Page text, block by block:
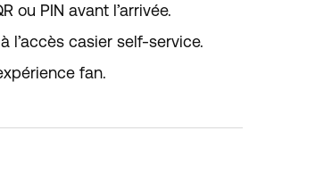
ou PIN avant l’arrivée.
l’accès casier self-service.
fan.